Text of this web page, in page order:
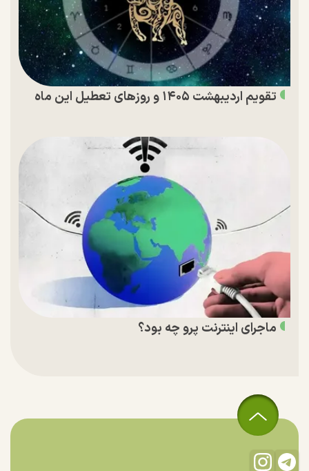
تقویم اردیبهشت ۱۴۰۵ و روز‌های تعطیل این ماه
ماجرای اینترنت پرو چه بود؟